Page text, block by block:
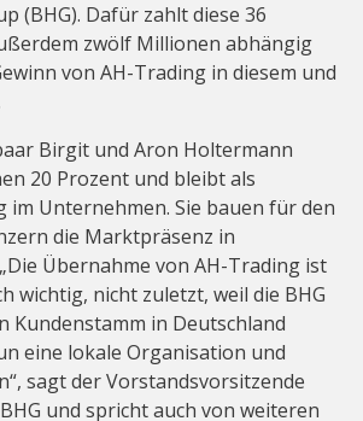
(BHG). Dafür zahlt diese 36
zwölf Millionen abhängig
von AH-Trading in diesem und
Birgit und Aron Holtermann
20 Prozent und bleibt als
im Unternehmen. Sie bauen für den
die Marktpräsenz in
Übernahme von AH-Trading ist
wichtig, nicht zuletzt, weil die BHG
Kundenstamm in Deutschland
eine lokale Organisation und
sagt der Vorstandsvorsitzende
und spricht auch von weiteren